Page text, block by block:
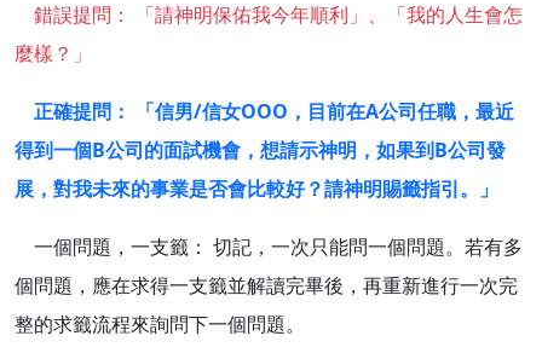
錯誤提問： 「請神明保佑我今年順利」、「我的人生會怎
麼樣？」
正確提問： 「信男/信女OOO，目前在A公司任職，最近
得到一個B公司的面試機會，想請示神明，如果到B公司發
展，對我未來的事業是否會比較好？請神明賜籤指引。」
一個問題，一支籤： 切記，一次只能問一個問題。若有多
個問題，應在求得一支籤並解讀完畢後，再重新進行一次完
整的求籤流程來詢問下一個問題。